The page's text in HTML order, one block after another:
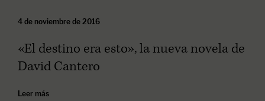
4 de noviembre de 2016
«El destino era esto», la nueva novela de
David Cantero
Leer más